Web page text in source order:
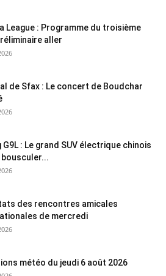
League : Programme du troisième
aller
de Sfax : Le concert de Boudchar
G9L : Le grand SUV électrique chinois
des rencontres amicales
de mercredi
météo du jeudi 6 août 2026